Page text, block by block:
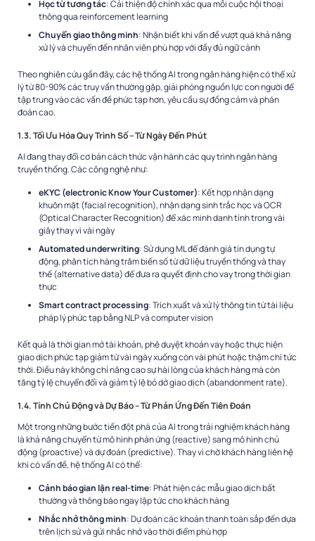
Học từ tương tác: Cải thiện độ chính xác qua mỗi cuộc hội thoại
thông qua reinforcement learning
Chuyển giao thông minh: Nhận biết khi vấn đề vượt quá khả năng
xử lý và chuyển đến nhân viên phù hợp với đầy đủ ngữ cảnh
Theo nghiên cứu gần đây, các hệ thống AI trong ngân hàng hiện có thể xử
lý từ 80-90% các truy vấn thường gặp, giải phóng nguồn lực con người để
tập trung vào các vấn đề phức tạp hơn, yêu cầu sự đồng cảm và phán
đoán cao.
1.3. Tối Ưu Hóa Quy Trình Số – Từ Ngày Đến Phút
AI đang thay đổi cơ bản cách thức vận hành các quy trình ngân hàng
truyền thống. Các công nghệ như:
eKYC (electronic Know Your Customer): Kết hợp nhận dạng
khuôn mặt (facial recognition), nhận dạng sinh trắc học và OCR
(Optical Character Recognition) để xác minh danh tính trong vài
giây thay vì vài ngày
Automated underwriting: Sử dụng ML để đánh giá tín dụng tự
động, phân tích hàng trăm biến số từ dữ liệu truyền thống và thay
thế (alternative data) để đưa ra quyết định cho vay trong thời gian
thực
Smart contract processing: Trích xuất và xử lý thông tin từ tài liệu
pháp lý phức tạp bằng NLP và computer vision
Kết quả là thời gian mở tài khoản, phê duyệt khoản vay hoặc thực hiện
giao dịch phức tạp giảm từ vài ngày xuống còn vài phút hoặc thậm chí tức
thời. Điều này không chỉ nâng cao sự hài lòng của khách hàng mà còn
tăng tỷ lệ chuyển đổi và giảm tỷ lệ bỏ dở giao dịch (abandonment rate).
1.4. Tính Chủ Động và Dự Báo – Từ Phản Ứng Đến Tiên Đoán
Một trong những bước tiến đột phá của AI trong trải nghiệm khách hàng
là khả năng chuyển từ mô hình phản ứng (reactive) sang mô hình chủ
động (proactive) và dự đoán (predictive). Thay vì chờ khách hàng liên hệ
khi có vấn đề, hệ thống AI có thể:
Cảnh báo gian lận real-time: Phát hiện các mẫu giao dịch bất
thường và thông báo ngay lập tức cho khách hàng
Nhắc nhở thông minh: Dự đoán các khoản thanh toán sắp đến dựa
trên lịch sử và gửi nhắc nhở vào thời điểm phù hợp